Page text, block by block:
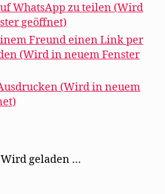
WhatsApp zu teilen (Wird
geöffnet)
Freund einen Link per
(Wird in neuem Fenster
(Wird in neuem
Wird geladen …